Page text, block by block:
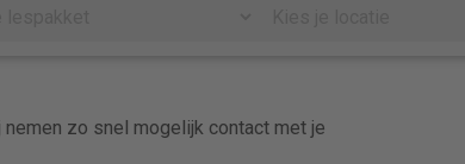
zo snel mogelijk contact met je